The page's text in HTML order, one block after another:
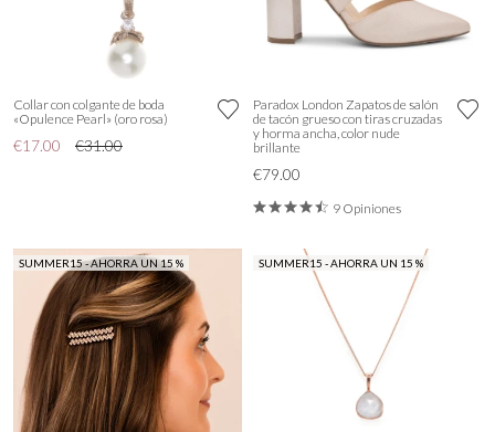
Collar con colgante de boda
«Opulence Pearl» (oro rosa)
€17.00 €31.00
Paradox London Zapatos de salón
de tacón grueso con tiras cruzadas
y horma ancha, color nude
brillante
€79.00
9 Opiniones
SUMMER15 - AHORRA UN 15 % SUMMER15 - AHORRA UN 15 %